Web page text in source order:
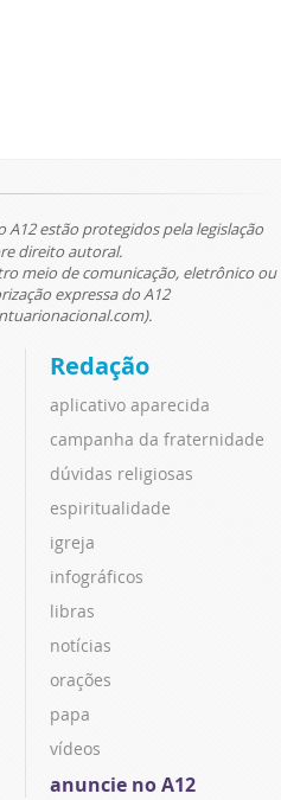
estão protegidos pela legislação
direito autoral.
meio de comunicação, eletrônico ou
expressa do A12
Redação
aplicativo aparecida
campanha da fraternidade
dúvidas religiosas
espiritualidade
igreja
infográficos
libras
notícias
orações
papa
vídeos
anuncie no A12